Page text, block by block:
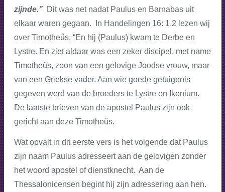
zijnde.” Dit was net nadat Paulus en Barnabas uit
elkaar waren gegaan. In Handelingen 16: 1,2 lezen wij
over Timotheűs. “En hij (Paulus) kwam te Derbe en
Lystre. En ziet aldaar was een zeker discipel, met name
Timotheűs, zoon van een gelovige Joodse vrouw, maar
van een Griekse vader. Aan wie goede getuigenis
gegeven werd van de broeders te Lystre en Ikonium.
De laatste brieven van de apostel Paulus zijn ook
gericht aan deze Timotheűs.
Wat opvalt in dit eerste vers is het volgende dat Paulus
zijn naam Paulus adresseert aan de gelovigen zonder
het woord apostel of dienstknecht. Aan de
Thessalonicensen begint hij zijn adressering aan hen.